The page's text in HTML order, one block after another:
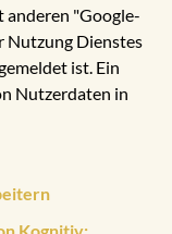
anderen "Google-
Nutzung Dienstes
ist. Ein
Nutzerdaten in